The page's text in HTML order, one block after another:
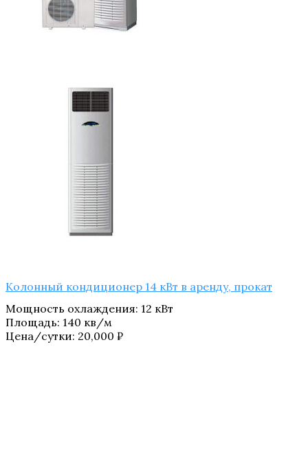
Колонный кондиционер 14 кВт в аренду, прокат
Мощность охлаждения: 12 кВт
Площадь: 140 кв/м
Цена/сутки: 20,000 ₽